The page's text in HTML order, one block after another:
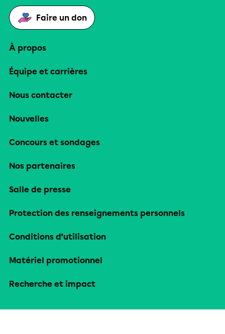
Faire un don
À propos
Équipe et carrières
Nous contacter
Nouvelles
Concours et sondages
Nos partenaires
Salle de presse
Protection des renseignements personnels
Conditions d’utilisation
Matériel promotionnel
Recherche et impact